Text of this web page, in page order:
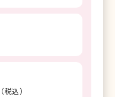
（税込）